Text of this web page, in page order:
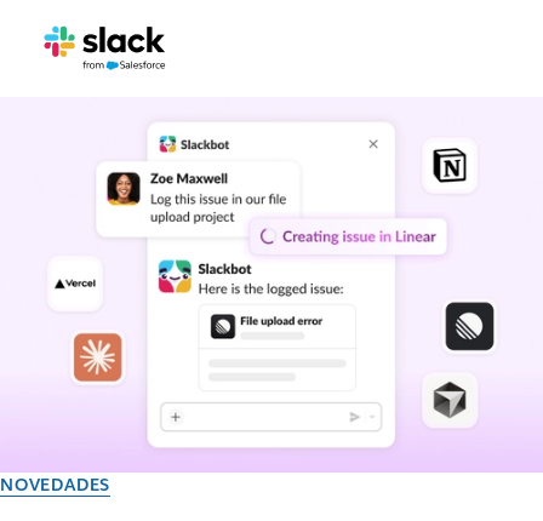
NOVEDADES